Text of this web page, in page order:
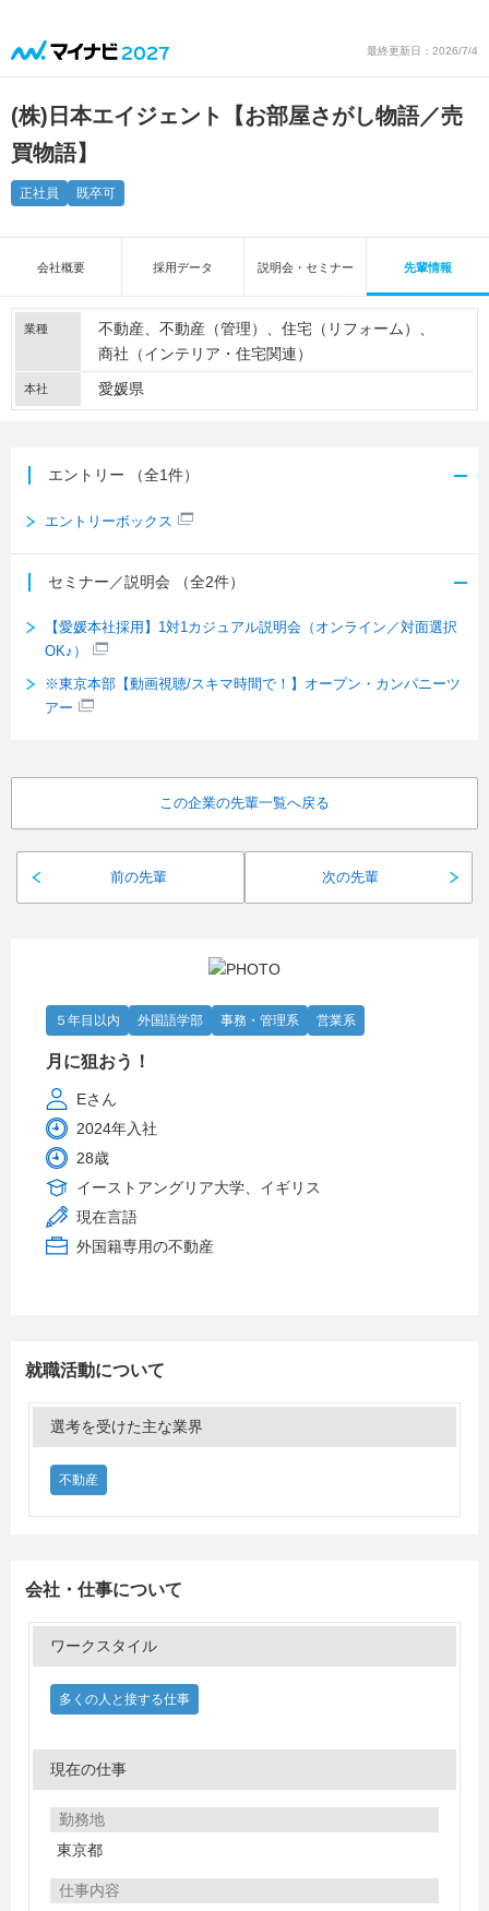
最終更新日：2026/7/4
(株)日本エイジェント【お部屋さがし物語／売
買物語】
正社員 既卒可
会社概要 採用データ 説明会・セミナー 先輩情報
業種 不動産 不動産（管理）
住宅（リフォーム）
商社（インテリア・住宅関連）
本社 愛媛県
エントリー （全1件）
エントリーボックス
セミナー／説明会 （全2件）
【愛媛本社採用】1対1カジュアル説明会（オンライン／対面選択
OK♪）
※東京本部【動画視聴/スキマ時間で！】オープン・カンパニーツ
アー
前の先輩
この企業の先輩一覧へ戻る
次の先輩
５年目以内 外国語学部 事務・管理系 営業系
月に狙おう！
Eさん
2024年入社
28歳
イーストアングリア大学、イギリス
現在言語
外国籍専用の不動産
就職活動について
選考を受けた主な業界
不動産
会社・仕事について
ワークスタイル
多くの人と接する仕事
現在の仕事
勤務地
東京都
仕事内容